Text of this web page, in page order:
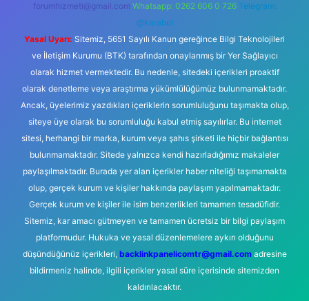
forumhizmeti@gmail.com Whatsapp: 0262 606 0 726 Telegram:
@karabul
Yasal Uyarı: Sitemiz, 5651 Sayılı Kanun gereğince Bilgi Teknolojileri
ve İletişim Kurumu (BTK) tarafından onaylanmış bir Yer Sağlayıcı
olarak hizmet vermektedir. Bu nedenle, sitedeki içerikleri proaktif
olarak denetleme veya araştırma yükümlülüğümüz bulunmamaktadır.
Ancak, üyelerimiz yazdıkları içeriklerin sorumluluğunu taşımakta olup,
siteye üye olarak bu sorumluluğu kabul etmiş sayılırlar. Bu internet
sitesi, herhangi bir marka, kurum veya şahıs şirketi ile hiçbir bağlantısı
bulunmamaktadır. Sitede yalnızca kendi hazırladığımız makaleler
paylaşılmaktadır. Burada yer alan içerikler haber niteliği taşımamakta
olup, gerçek kurum ve kişiler hakkında paylaşım yapılmamaktadır.
Gerçek kurum ve kişiler ile isim benzerlikleri tamamen tesadüfidir.
Sitemiz, kar amacı gütmeyen ve tamamen ücretsiz bir bilgi paylaşım
platformudur. Hukuka ve yasal düzenlemelere aykırı olduğunu
düşündüğünüz içerikleri, backlinkpanelicomtr@gmail.comadresine
bildirmeniz halinde, ilgili içerikler yasal süre içerisinde sitemizden
kaldırılacaktır.